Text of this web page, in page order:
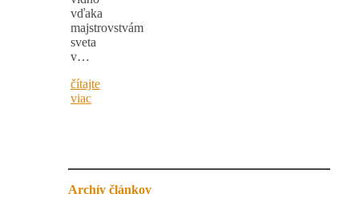
vďaka
majstrovstvám
sveta
v…
čítajte
viac
Archív článkov